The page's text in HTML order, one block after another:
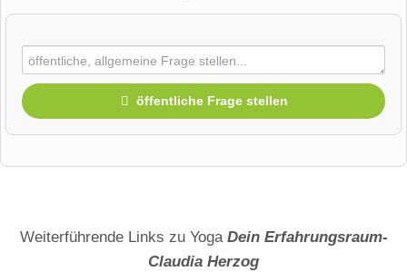
öffentliche Frage stellen
Weiterführende Links zu Yoga Dein Erfahrungsraum-
Claudia Herzog